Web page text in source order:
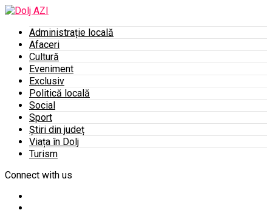
Administrație locală
Afaceri
Cultură
Eveniment
Exclusiv
Politică locală
Social
Sport
Știri din județ
Viața în Dolj
Turism
Connect with us